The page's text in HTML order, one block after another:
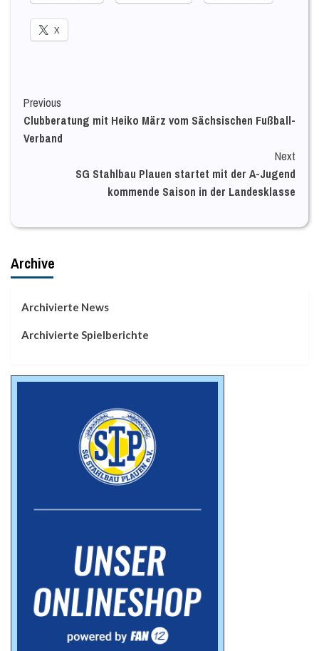
X
Continue
Reading
Previous
Clubberatung mit Heiko März vom Sächsischen Fußball-
Verband
Next
SG Stahlbau Plauen startet mit der A-Jugend
kommende Saison in der Landesklasse
Archive
Archivierte News
Archivierte Spielberichte